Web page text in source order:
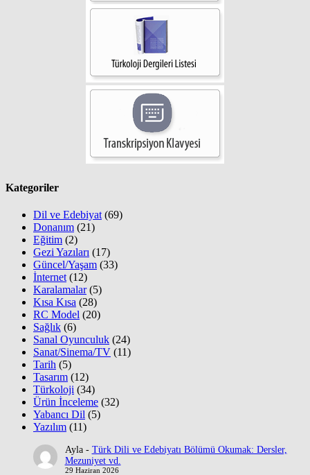
Kategoriler
Dil ve Edebiyat (69)
Donanım (21)
Eğitim (2)
Gezi Yazıları (17)
Güncel/Yaşam (33)
İnternet (12)
Karalamalar(5)
Kısa Kısa (28)
RC Model (20)
Sağlık (6)
Sanal Oyunculuk (24)
Sanat/Sinema/TV (11)
Tarih (5)
Tasarım (12)
Türkoloji (34)
Ürün İnceleme (32)
Yabancı Dil (5)
Yazılım (11)
Ayla- Türk Dili ve Edebiyatı Bölümü Okumak: Dersler,
Mezuniyet vd.
29 Haziran 2026